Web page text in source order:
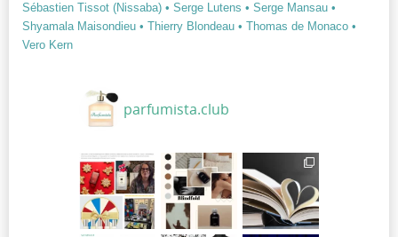
Sébastien Tissot (Nissaba) • Serge Lutens • Serge Mansau •
Shyamala Maisondieu • Thierry Blondeau • Thomas de Monaco •
Vero Kern
parfumista.club